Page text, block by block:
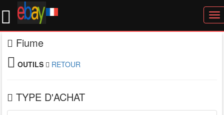
Fiume
OUTILS RETOUR
TYPE D'ACHAT